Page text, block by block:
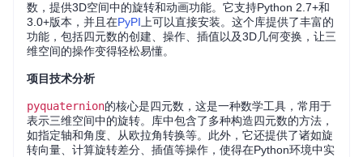
数，提供3D空间中的旋转和动画功能。它支持Python 2.7+和
3.0+版本，并且在PyPI 上可以直接安装。这个库提供了丰富的
功能，包括四元数的创建、操作、插值以及3D几何变换，让三
维空间的操作变得轻松易懂。
项目技术分析
pyquaternion的核心是四元数，这是一种数学工具，常用于
表示三维空间中的旋转。库中包含了多种构造四元数的方法，
如指定轴和角度、从欧拉角转换等。此外，它还提供了诸如旋
转向量、计算旋转差分、插值等操作，使得在Python环境中实